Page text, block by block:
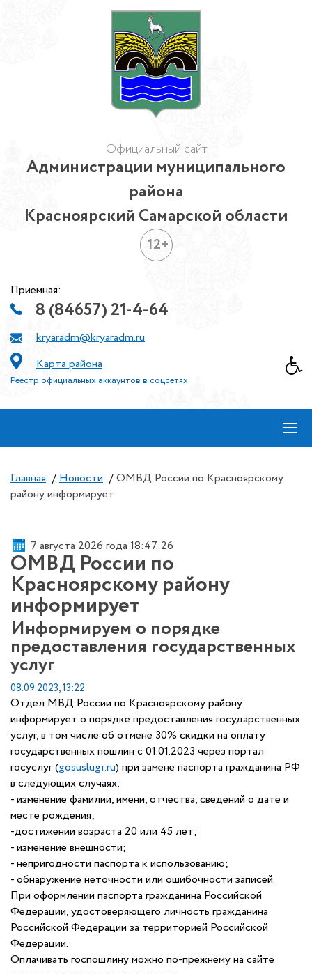
Официальный сайт
Администрации муниципального
района
Красноярский Самарской области
12+
Приемная:
8 (84657) 21-4-64
kryaradm@kryaradm.ru
Карта района
Реестр официальных аккаунтов в соцсетях
≡
Главная / Новости / ОМВД России по Красноярскому
району информирует
7 августа 2026 года 18:47:26
ОМВД России по
Красноярскому району
информирует
Информируем о порядке
предоставления государственных
услуг
08.09.2023, 13:22
Отдел МВД России по Красноярскому району
информирует о порядке предоставления государственных
услуг, в том числе об отмене 30% скидки на оплату
государственных пошлин с 01.01.2023 через портал
госуслуг (gosuslugi.ru) при замене паспорта гражданина РФ
в следующих случаях:
- изменение фамилии, имени, отчества, сведений о дате и
месте рождения;
-достижении возраста 20 или 45 лет;
- изменение внешности;
- непригодности паспорта к использованию;
- обнаружение неточности или ошибочности записей.
При оформлении паспорта гражданина Российской
Федерации, удостоверяющего личность гражданина
Российской Федерации за территорией Российской
Федерации.
Оплачивать госпошлину можно по-прежнему на сайте